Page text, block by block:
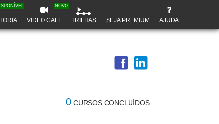
VIDEO CALL
NOVO
TRILHAS SEJA PREMIUM AJUDA
0 CURSOS CONCLUÍDOS